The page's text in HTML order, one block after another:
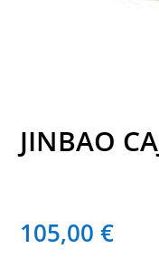
JINBAO
105,00€